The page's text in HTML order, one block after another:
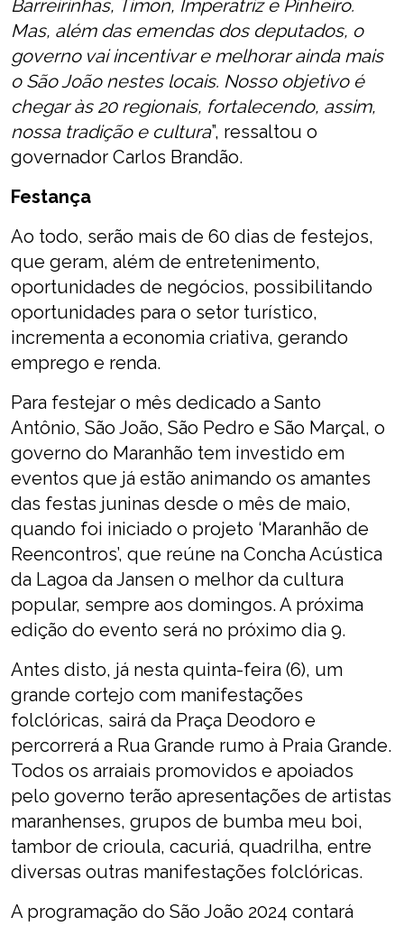
Barreirinhas, Timon, Imperatriz e Pinheiro.
Mas, além das emendas dos deputados, o
governo vai incentivar e melhorar ainda mais
o São João nestes locais. Nosso objetivo é
chegar às 20 regionais, fortalecendo, assim,
nossa tradição e cultura”, ressaltou o
governador Carlos Brandão.
Festança
Ao todo, serão mais de 60 dias de festejos,
que geram, além de entretenimento,
oportunidades de negócios, possibilitando
oportunidades para o setor turístico,
incrementa a economia criativa, gerando
emprego e renda.
Para festejar o mês dedicado a Santo
Antônio, São João, São Pedro e São Marçal, o
governo do Maranhão tem investido em
eventos que já estão animando os amantes
das festas juninas desde o mês de maio,
quando foi iniciado o projeto ‘Maranhão de
Reencontros’, que reúne na Concha Acústica
da Lagoa da Jansen o melhor da cultura
popular, sempre aos domingos. A próxima
edição do evento será no próximo dia 9.
Antes disto, já nesta quinta-feira (6), um
grande cortejo com manifestações
folclóricas, sairá da Praça Deodoro e
percorrerá a Rua Grande rumo à Praia Grande.
Todos os arraiais promovidos e apoiados
pelo governo terão apresentações de artistas
maranhenses, grupos de bumba meu boi,
tambor de crioula, cacuriá, quadrilha, entre
diversas outras manifestações folclóricas.
A programação do São João 2024 contará